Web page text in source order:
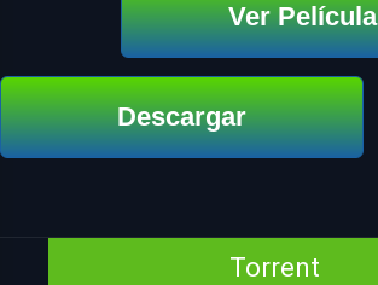
Ver Película
Descargar
Torrent